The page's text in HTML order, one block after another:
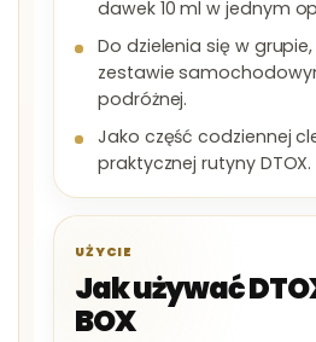
dawek 10 ml w jednym
Do dzielenia się w
zestawie
podróżnej.
Jako część codziennej
praktycznej rutyny DTOX.
UŻYCIE
Jak używać
BOX